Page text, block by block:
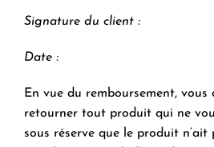
Signature du client :
Date :
En vue du remboursement, vous
retourner tout produit qui ne
sous réserve que le produit n’ait